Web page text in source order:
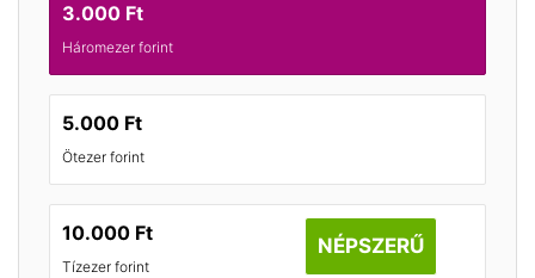
3.000 Ft
Háromezer forint
5.000 Ft
Ötezer forint
NÉPSZERŰ
10.000 Ft
Tízezer forint